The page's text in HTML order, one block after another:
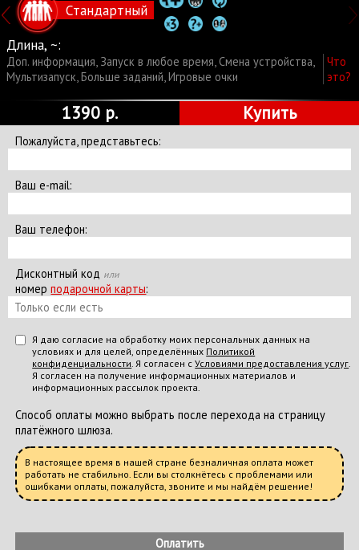
Стандартный
Длина, ~:
Доп. информация, Запуск в любое время, Смена устройства,
Мультизапуск,Больше заданий,Игровые очки
Что
это?
1390 р. Купить
Пожалуйста, представьтесь:
Ваш e-mail:
Ваш телефон:
Дисконтный код или
номерподарочной карты:
Я даю согласие на обработку моих персональных данных на
условиях и для целей, определённых Политикой
конфиденциальности . Я согласен сУсловиями предоставления услуг
Я согласен на получение информационных материалов и
информационных рассылок проекта.
Способ оплаты можно выбрать после перехода на страницу
платёжного шлюза.
В настоящее время в нашей стране безналичная оплата может
работать не стабильно. Если вы столкнётесь с проблемами или
ошибками оплаты, пожалуйста, звоните и мы найдём решение!
Старт:Москва, м. Коньково / м. Тёплый стан, ул.
Профсоюзная, д. 123
Финал:В музее
Когда играть: с 11:00 до 18:00.
Летний режим: с 11:00 до 15:00.
По понедельникам и вторникам музей закрыт.
Доп. расходы: Входные билеты в музей:
Взрослый билет — 400 р.
Льготный билет — 200 р.
Дошкольники — бесплатно.
Некоммерческая фото и видеосъемка —
Велодоступность:Перед музеем есть велопарковка.
Примечание:Пожалуйста, уточните график работы и
Внимание! В связи с ситуацией с